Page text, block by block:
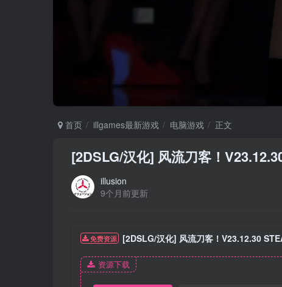
首页 illgames最新游戏 电脑游戏 正文
[2DSLG/汉化] 风流刀客！
illusion
9个月前更新
免费资源 [2DSLG/汉化] 风流刀客！V23.12.30
资源下载